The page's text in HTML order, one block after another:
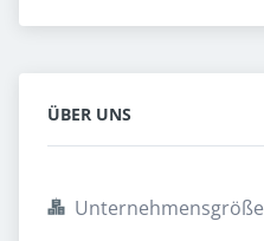
ÜBER UNS
Unternehmensgröße